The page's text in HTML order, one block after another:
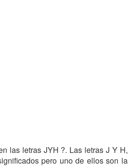
las letras JYH ?. Las letras J Y H,
pero uno de ellos son la